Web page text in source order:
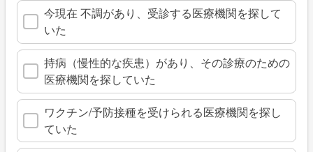
今現在 不調があり、受診する医療機関を探して
いた
持病（慢性的な疾患）があり、その診療のための
医療機関を探していた
ワクチン/予防接種を受けられる医療機関を探し
ていた